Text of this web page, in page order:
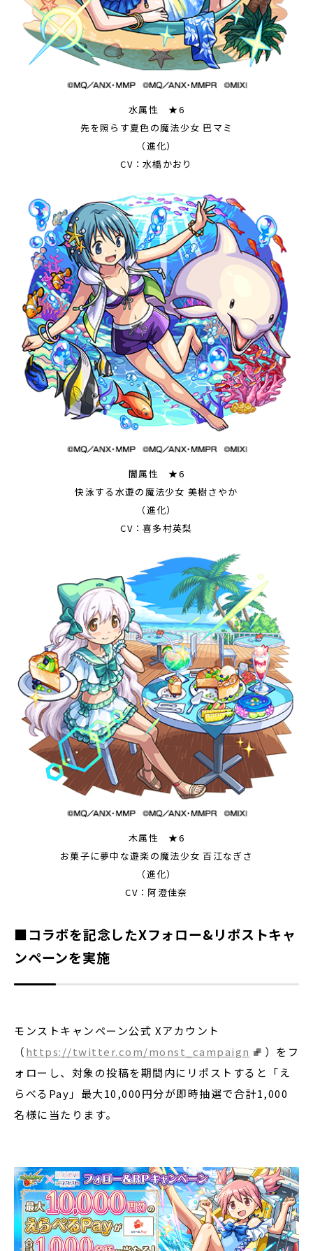
水属性 ★6
先を照らす夏色の魔法少女 巴マミ
（進化）
CV：水橋かおり
闇属性 ★6
快泳する水遊の魔法少女 美樹さやか
（進化）
CV：喜多村英梨
木属性 ★6
お菓子に夢中な遊楽の魔法少女 百江なぎさ
（進化）
CV：阿澄佳奈
■コラボを記念したXフォロー&リポストキャ
ンペーンを実施
モンストキャンペーン公式 Xアカウント
（https://twitter.com/monst_campaign
）をフ
ォローし、対象の投稿を期間内にリポストすると「え
らべるPay」最大10,000円分が即時抽選で合計1,000
名様に当たります。